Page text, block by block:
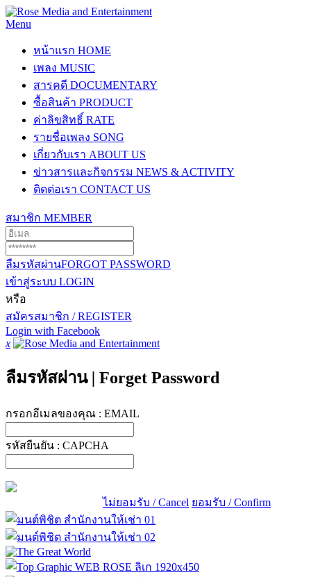
Menu
หน้าแรก HOME
เพลง MUSIC
สารคดี DOCUMENTARY
ซื้อสินค้า PRODUCT
ค่าลิขสิทธิ์ RATE
รายชื่อเพลง SONG
เกี่ยวกับเรา ABOUT US
ข่าวสารและกิจกรรม NEWS & ACTIVITY
ติดต่อเรา CONTACT US
สมาชิก MEMBER
ลืมรหัสผ่านFORGOT PASSWORD
เข้าสู่ระบบ LOGIN
หรือ
สมัครสมาชิก / REGISTER
Login with Facebook
x
ลืมรหัสผ่าน | Forget Password
กรอกอีเมลของคุณ : EMAIL
รหัสยืนยัน : CAPCHA
ไม่ยอมรับ / Cancel ยอมรับ / Confirm